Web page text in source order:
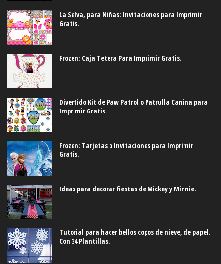
La Selva, para Niñas: Invitaciones para Imprimir
Gratis.
Frozen: Caja Tetera Para Imprimir Gratis.
Divertido Kit de Paw Patrol o Patrulla Canina para
Imprimir Gratis.
Frozen: Tarjetas o Invitaciones para Imprimir
Gratis.
Ideas para decorar fiestas de Mickey y Minnie.
Tutorial para hacer bellos copos de nieve, de papel.
Con 34 Plantillas.